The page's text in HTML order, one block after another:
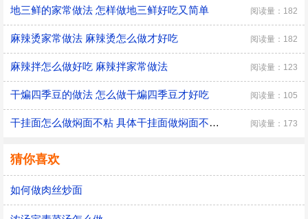
地三鲜的家常做法 怎样做地三鲜好吃又简单 阅读量：182
麻辣烫家常做法 麻辣烫怎么做才好吃 阅读量：182
麻辣拌怎么做好吃 麻辣拌家常做法 阅读量：123
干煸四季豆的做法 怎么做干煸四季豆才好吃 阅读量：105
干挂面怎么做焖面不粘 具体干挂面做焖面不粘的方法 阅读量：173
猜你喜欢
如何做肉丝炒面